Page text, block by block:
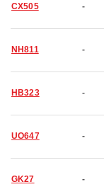
CX505 -
NH811 -
HB323 -
UO647 -
GK27 -